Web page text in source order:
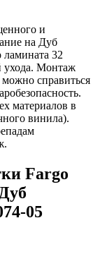
и
на Дуб
ламината 32
ухода. Монтаж
справиться
материалов в
винила).
Fargo
05